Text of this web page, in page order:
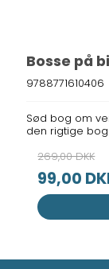
Bosse på
9788771610406
Sød bog om
den rigtige
269,00 DKK
99,00